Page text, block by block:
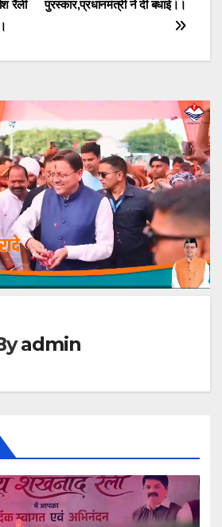
पुरस्कार,प्रधानमंत्री ने दी बधाई।।
रैली
admin